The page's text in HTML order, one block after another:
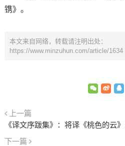
镌》。
本文来自网络，转载请注明出处：
https://www.minzuhun.com/article/1634
上一篇
《译文序跋集》：将译《桃色的云
下一篇